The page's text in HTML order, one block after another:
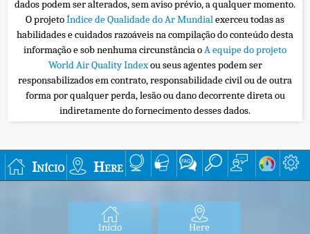
dados podem ser alterados, sem aviso prévio, a qualquer momento.
O projetoÍndice de Qualidade do Ar Mundialexerceu todas as
habilidades e cuidados razoáveis na compilação do conteúdo desta
informação e sob nenhuma circunstância oA equipe do projeto
World Air Quality Indexou seus agentes podem ser
responsabilizados em contrato, responsabilidade civil ou de outra
forma por qualquer perda, lesão ou dano decorrente direta ou
indiretamente do fornecimento desses dados.
Início Here
Início Here